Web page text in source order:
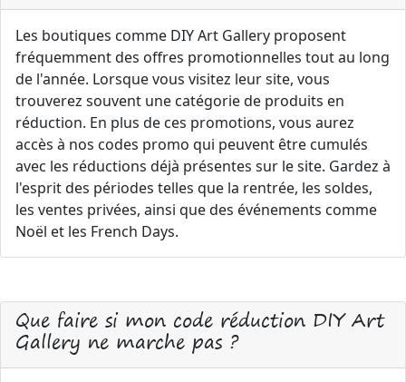
Les boutiques comme DIY Art Gallery proposent
fréquemment des offres promotionnelles tout au long
de l'année. Lorsque vous visitez leur site, vous
trouverez souvent une catégorie de produits en
réduction. En plus de ces promotions, vous aurez
accès à nos codes promo qui peuvent être cumulés
avec les réductions déjà présentes sur le site. Gardez à
l'esprit des périodes telles que la rentrée, les soldes,
les ventes privées, ainsi que des événements comme
Noël et les French Days.
Que faire si mon code réduction DIY Art
Gallery ne marche pas ?